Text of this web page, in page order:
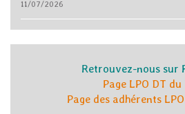
11/07/2026
Retrouvez-nous sur
Page LPO DT du
Page des adhérents